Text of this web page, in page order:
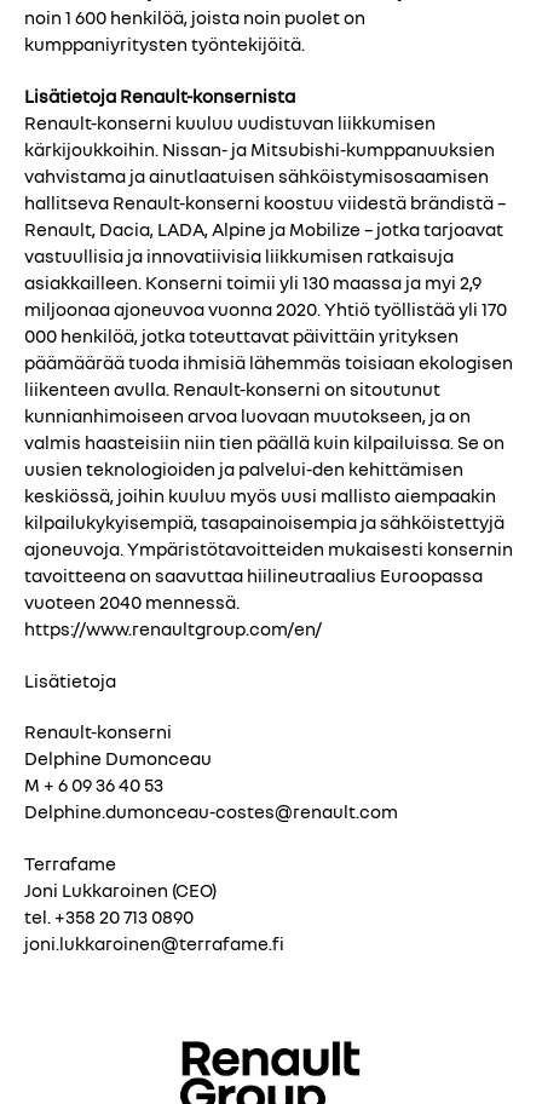
noin 1 600 henkilöä, joista noin puolet on
kumppaniyritysten työntekijöitä.
Lisätietoja Renault-konsernista
Renault-konserni kuuluu uudistuvan liikkumisen
kärkijoukkoihin. Nissan- ja Mitsubishi-kumppanuuksien
vahvistama ja ainutlaatuisen sähköistymisosaamisen
hallitseva Renault-konserni koostuu viidestä brändistä –
Renault, Dacia, LADA, Alpine ja Mobilize – jotka tarjoavat
vastuullisia ja innovatiivisia liikkumisen ratkaisuja
asiakkailleen. Konserni toimii yli 130 maassa ja myi 2,9
miljoonaa ajoneuvoa vuonna 2020. Yhtiö työllistää yli 170
000 henkilöä, jotka toteuttavat päivittäin yrityksen
päämäärää tuoda ihmisiä lähemmäs toisiaan ekologisen
liikenteen avulla. Renault-konserni on sitoutunut
kunnianhimoiseen arvoa luovaan muutokseen, ja on
valmis haasteisiin niin tien päällä kuin kilpailuissa. Se on
uusien teknologioiden ja palvelui-den kehittämisen
keskiössä, joihin kuuluu myös uusi mallisto aiempaakin
kilpailukykyisempiä, tasapainoisempia ja sähköistettyjä
ajoneuvoja. Ympäristötavoitteiden mukaisesti konsernin
tavoitteena on saavuttaa hiilineutraalius Euroopassa
vuoteen 2040 mennessä.
https://www.renaultgroup.com/en/
Lisätietoja
Renault-konserni
Delphine Dumonceau
M + 6 09 36 40 53
Delphine.dumonceau-costes@renault.com
Terrafame
Joni Lukkaroinen (CEO)
tel. +358 20 713 0890
joni.lukkaroinen@terrafame.fi